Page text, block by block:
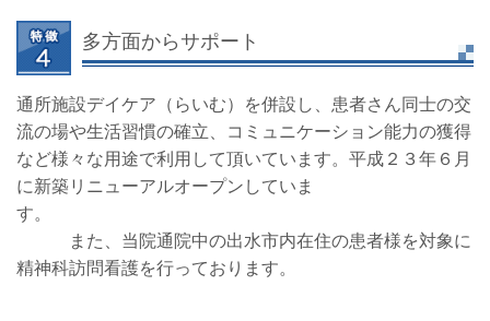
多方面からサポート
通所施設デイケア（らいむ）を併設し、患者さん同士の交
流の場や生活習慣の確立、コミュニケーション能力の獲得
など様々な用途で利用して頂いています。平成２３年６月
に新築リニューアルオープンしていま
す。
また、当院通院中の出水市内在住の患者様を対象に
精神科訪問看護を行っております。